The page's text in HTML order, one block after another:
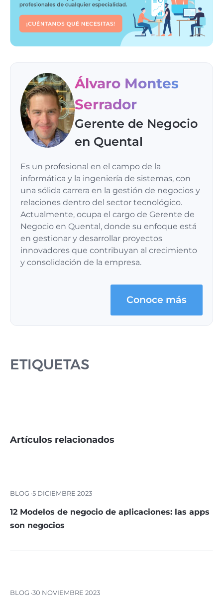
Álvaro Montes
Serrador
Gerente de Negocio
en Quental
Es un profesional en el campo de la
informática y la ingeniería de sistemas, con
una sólida carrera en la gestión de negocios y
relaciones dentro del sector tecnológico.
Actualmente, ocupa el cargo de Gerente de
Negocio en Quental, donde su enfoque está
en gestionar y desarrollar proyectos
innovadores que contribuyan al crecimiento
y consolidación de la empresa.
Conoce más
ETIQUETAS
Artículos relacionados
BLOG ·5 DICIEMBRE 2023
12 Modelos de negocio de aplicaciones: las apps
son negocios
BLOG ·30 NOVIEMBRE 2023